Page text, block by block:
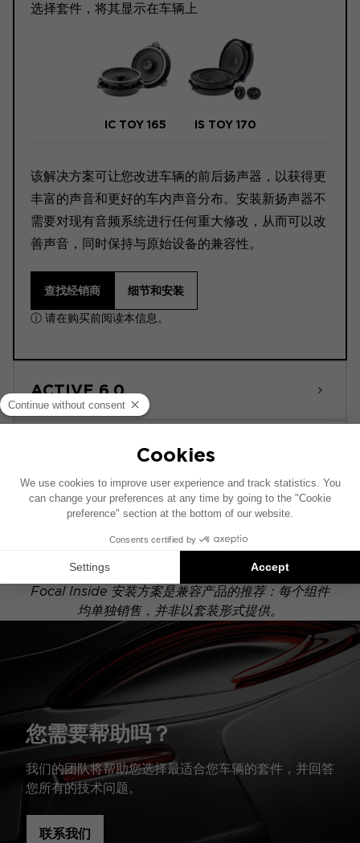
选择套件，将其显示在车辆上
IC TOY 165 IS TOY 170
该解决方案可让您改进车辆的前后扬声器，以获得更
丰富的声音和更好的车内声音分布。安装新扬声器不
需要对现有音频系统进行任何重大修改，从而可以改
善声音，同时保持与原始设备的兼容性。
查找经销商 细节和安装
ⓘ 请在购买前阅读本信息。
ACTIVE 6.0
此安装示意图基于配有原厂音响系统的车辆绘制。如果
您的车辆配有特定的高保真选装配置，图中所示组件的
位置可能会有所不同。
Focal Inside 安装方案是兼容产品的推荐：每个组件
均单独销售，并非以套装形式提供。
您需要帮助吗？
我们的团队将帮助您选择最适合您车辆的套件，并回答
您所有的技术问题。
联系我们